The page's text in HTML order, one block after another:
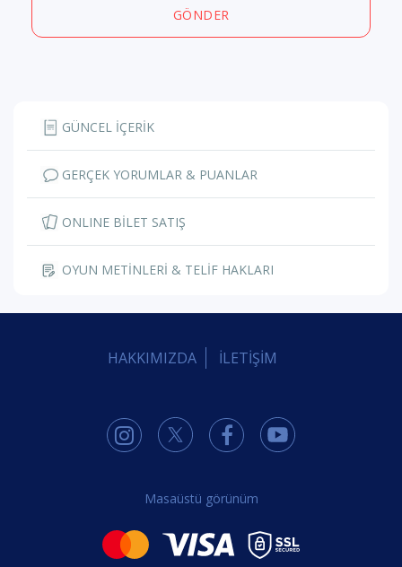
GÖNDER
GÜNCEL İÇERİK
GERÇEK YORUMLAR & PUANLAR
ONLINE BİLET SATIŞ
OYUN METİNLERİ & TELİF HAKLARI
HAKKIMIZDA İLETİŞİM
Masaüstü görünüm